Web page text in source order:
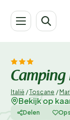
Camping
Italië /Toscane /
Bekijk op
Delen